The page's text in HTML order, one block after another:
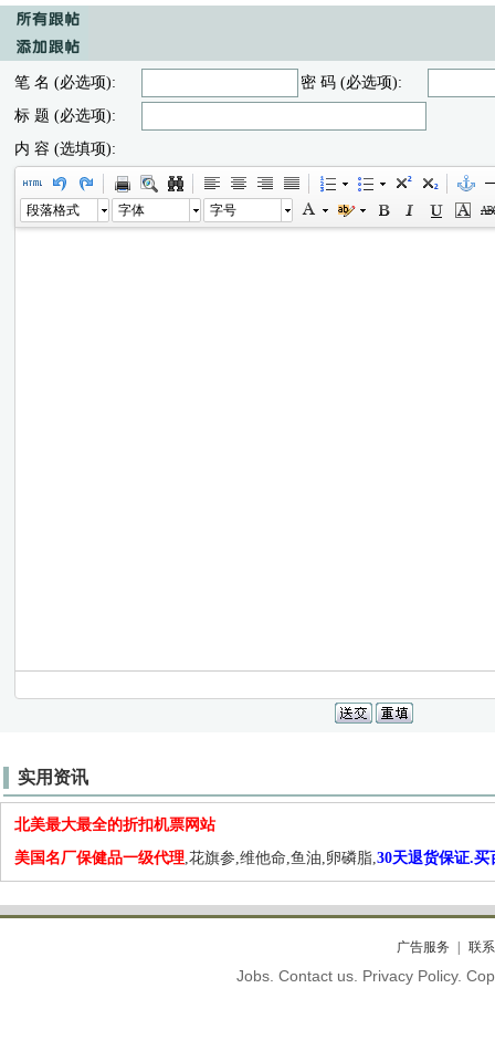
笔 名 (必选项):
密 码 (必选项):
标 题 (必选项):
内 容 (选填项):
段落格式 字体 字号
实用资讯
北美最大最全的折扣机票网站
美国名厂保健品一级代理,花旗参,维他命,鱼油,卵磷脂,30天退货保证.买
广告服务 联
Jobs. Contact us. Privacy Policy.